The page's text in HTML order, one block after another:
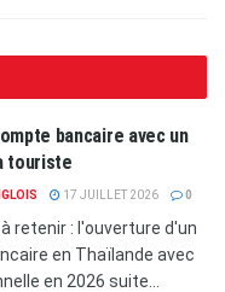
bancaire avec un
touriste
17 JUILLET 2026 0
retenir : l'ouverture d'un
en Thaïlande avec
en 2026 suite...